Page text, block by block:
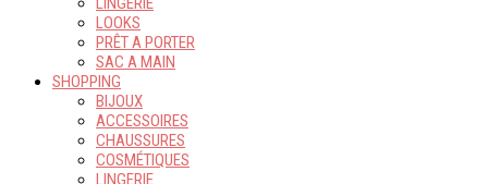
LOOKS
PRÊT A PORTER
SAC A MAIN
SHOPPING
BIJOUX
ACCESSOIRES
CHAUSSURES
COSMÉTIQUES
LINGERIE